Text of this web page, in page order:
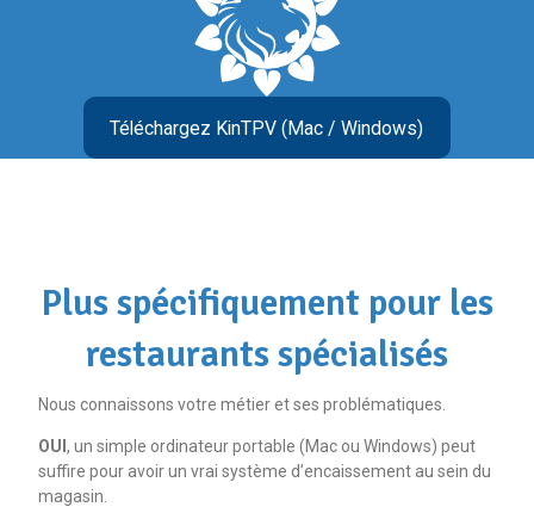
Téléchargez KinTPV (Mac / Windows)
Plus spécifiquement pour les
restaurants spécialisés
Nous connaissons votre métier et ses problématiques.
OUI , un simple ordinateur portable (Mac ou Windows) peut
suffire pour avoir un vrai système d’encaissement au sein du
magasin.